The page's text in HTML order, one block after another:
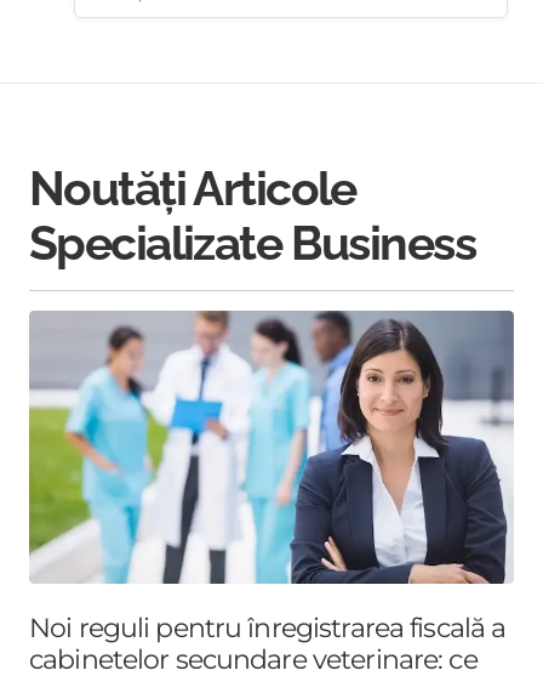
Noutăți Articole
Specializate Business
Noi reguli pentru înregistrarea fiscală a
cabinetelor secundare veterinare: ce